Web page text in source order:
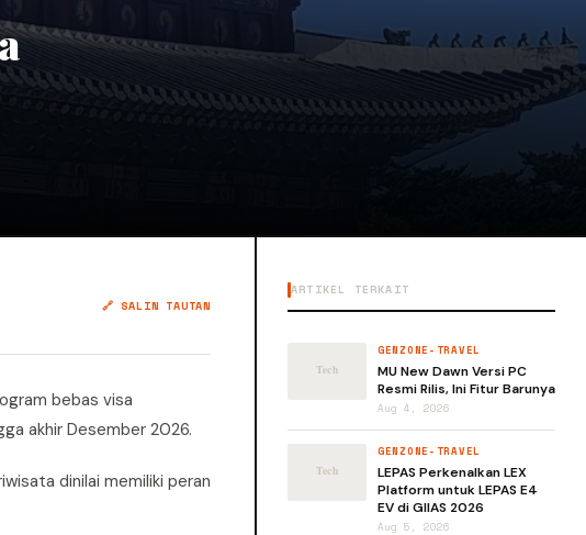
🔗 SALIN TAUTAN
bebas visa
akhir Desember 2026.
dinilai memiliki peran
ARTIKEL TERKAIT
GENZONE-TRAVEL
MU New Dawn Versi PC
Resmi Rilis, Ini Fitur Barunya
Aug 4, 2026
GENZONE-TRAVEL
LEPAS Perkenalkan LEX
Platform untuk LEPAS E4
EV di GIIAS 2026
Aug 5, 2026